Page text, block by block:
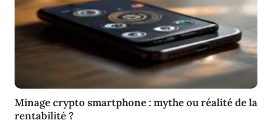
Minage crypto smartphone : mythe ou réalité de la
rentabilité ?